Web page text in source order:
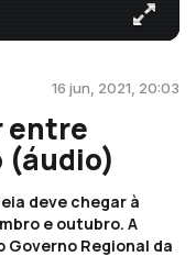
16 jun, 2021, 20:03
entre
(áudio)
deve chegar à
e outubro. A
Regional da